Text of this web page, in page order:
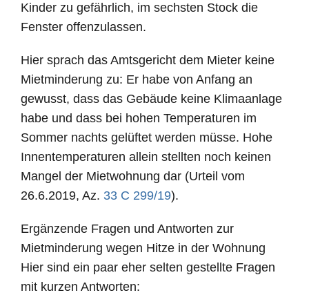
Kinder zu gefährlich, im sechsten Stock die
Fenster offenzulassen.
Hier sprach das Amtsgericht dem Mieter keine
Mietminderung zu: Er habe von Anfang an
gewusst, dass das Gebäude keine Klimaanlage
habe und dass bei hohen Temperaturen im
Sommer nachts gelüftet werden müsse. Hohe
Innentemperaturen allein stellten noch keinen
Mangel der Mietwohnung dar (Urteil vom
26.6.2019, Az. 33 C 299/19).
Ergänzende Fragen und Antworten zur
Mietminderung wegen Hitze in der Wohnung
Hier sind ein paar eher selten gestellte Fragen
mit kurzen Antworten: